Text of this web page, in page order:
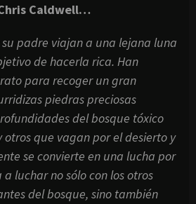
Caldwell…
su padre viajan a una lejana luna
de hacerla rica. Han
para recoger un gran
piedras preciosas
del bosque tóxico
otros que vagan por el desierto y
se convierte en una lucha por
luchar no sólo con los otros
del bosque, sino también